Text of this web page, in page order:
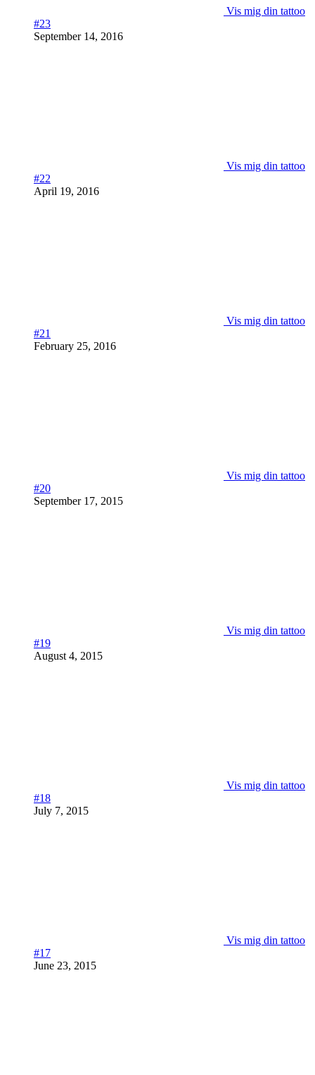
Vis mig din tattoo
#23
September 14, 2016
Vis mig din tattoo
#22
April 19, 2016
Vis mig din tattoo
#21
February 25, 2016
Vis mig din tattoo
#20
September 17, 2015
Vis mig din tattoo
#19
August 4, 2015
Vis mig din tattoo
#18
July 7, 2015
Vis mig din tattoo
#17
June 23, 2015